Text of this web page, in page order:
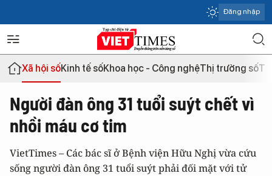
Đăng nhập
Xã hội sốKinh tế sốKhoa học - Công nghệThị trường số
Người đàn ông 31 tuổi suýt chết vì
nhồi máu cơ tim
VietTimes – Các bác sĩ ở Bệnh viện Hữu Nghị vừa cứu
sống người đàn ông 31 tuổi suýt phải đối mặt với tử